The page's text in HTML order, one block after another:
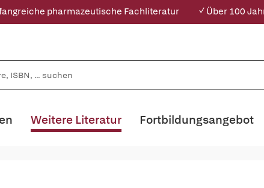
pharmazeutische Fachliteratur ✓ Über 100
Weitere Literatur Fortbildungsangebot